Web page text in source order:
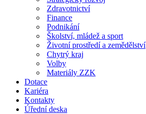
Zdravotnictví
Finance
Podnikání
Školství, mládež a sport
Životní prostředí a zemědělství
Chytrý kraj
Volby
Materiály ZZK
Dotace
Kariéra
Kontakty
Úřední deska